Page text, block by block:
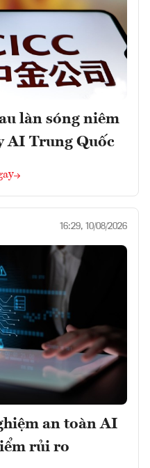
làn sóng niêm
AI Trung Quốc
16:29, 10/08/2026
an toàn AI
rủi ro